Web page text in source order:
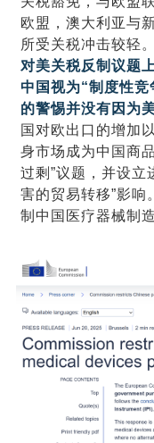
欧盟，澳大利亚与
所受关税冲击较轻。
对美关税反制议题
中国视为“制度性
的警惕并没有因为
国对欧出口的增加
身市场成为中国商
过剩”议题，并设立
害的贸易转移”影
制中国医疗器械制